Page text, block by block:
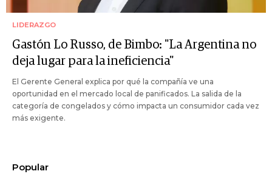
LIDERAZGO
Gastón Lo Russo, de Bimbo: "La Argentina no
deja lugar para la ineficiencia"
El Gerente General explica por qué la compañía ve una
oportunidad en el mercado local de panificados. La salida de la
categoría de congelados y cómo impacta un consumidor cada vez
más exigente.
Popular